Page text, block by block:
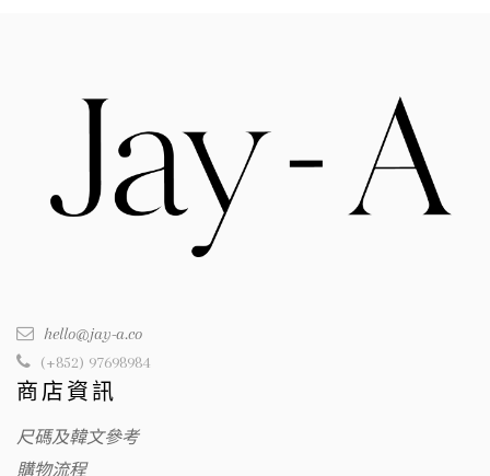
hello@jay-a.co
(+852) 97698984
商店資訊
尺碼及韓文參考
購物流程